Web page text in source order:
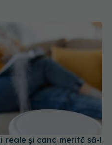
reale și când merită să-l